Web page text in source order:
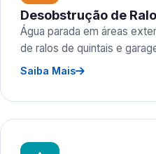
Desobstrução de
Água parada em áreas
de ralos de quintais e
Saiba Mais